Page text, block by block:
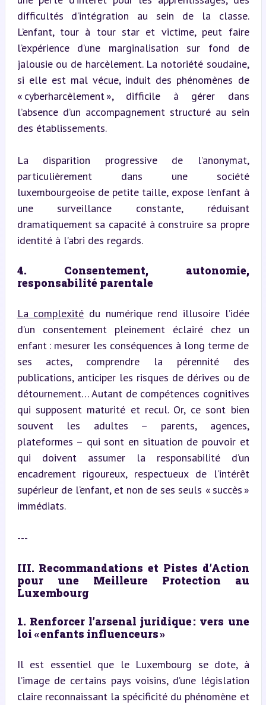
difficultés d’intégration au sein de la classe.
L’enfant, tour à tour star et victime, peut faire
l’expérience d’une marginalisation sur fond de
jalousie ou de harcèlement. La notoriété soudaine,
si elle est mal vécue, induit des phénomènes de
« cyberharcèlement », difficile à gérer dans
l’absence d’un accompagnement structuré au sein
des établissements.
La disparition progressive de l’anonymat,
particulièrement dans une société
luxembourgeoise de petite taille, expose l’enfant à
une surveillance constante, réduisant
dramatiquement sa capacité à construire sa propre
identité à l’abri des regards.
4. Consentement, autonomie,
responsabilité parentale
La complexité du numérique rend illusoire l’idée
d’un consentement pleinement éclairé chez un
enfant : mesurer les conséquences à long terme de
ses actes, comprendre la pérennité des
publications, anticiper les risques de dérives ou de
détournement… Autant de compétences cognitives
qui supposent maturité et recul. Or, ce sont bien
souvent les adultes – parents, agences,
plateformes – qui sont en situation de pouvoir et
qui doivent assumer la responsabilité d’un
encadrement rigoureux, respectueux de l’intérêt
supérieur de l’enfant, et non de ses seuls « succès »
immédiats.
---
III. Recommandations et Pistes d’Action
pour une Meilleure Protection au
Luxembourg
1. Renforcer l’arsenal juridique : vers une
loi « enfants influenceurs »
Il est essentiel que le Luxembourg se dote, à
l’image de certains pays voisins, d’une législation
claire reconnaissant la spécificité du phénomène et